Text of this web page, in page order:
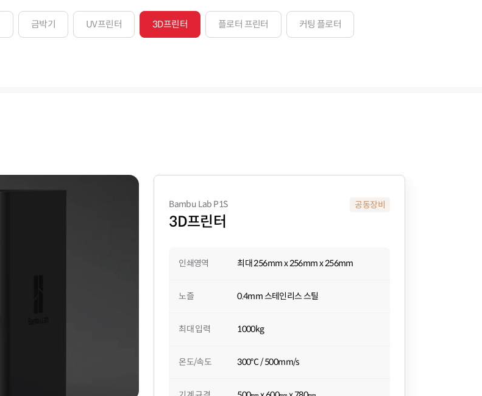
금박기 UV프린터 3D프린터 플로터 프린터 커팅 플로터
Bambu Lab P1S
3D프린터
공동장비
인쇄영역 최대 256mm x 256mm x 256mm
노즐 0.4mm 스테인리스 스틸
최대 입력 1000kg
온도/속도 300℃ / 500mm/s